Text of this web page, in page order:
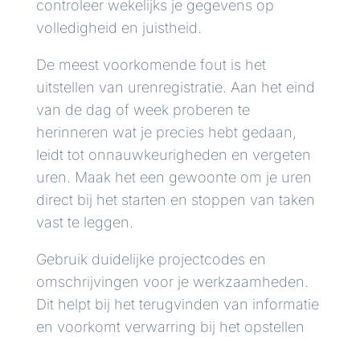
controleer wekelijks je gegevens op
volledigheid en juistheid.
De meest voorkomende fout is het
uitstellen van urenregistratie. Aan het eind
van de dag of week proberen te
herinneren wat je precies hebt gedaan,
leidt tot onnauwkeurigheden en vergeten
uren. Maak het een gewoonte om je uren
direct bij het starten en stoppen van taken
vast te leggen.
Gebruik duidelijke projectcodes en
omschrijvingen voor je werkzaamheden.
Dit helpt bij het terugvinden van informatie
en voorkomt verwarring bij het opstellen